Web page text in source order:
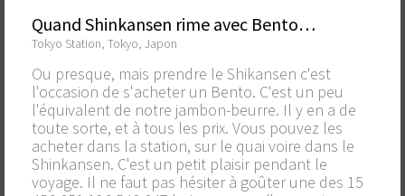
Quand Shinkansen rime avec Bento…
Tokyo Station, Tokyo, Japon
Ou presque, mais prendre le Shikansen c'est
l'occasion de s'acheter un Bento. C'est un peu
l'équivalent de notre jambon-beurre. Il y en a de
toute sorte, et à tous les prix. Vous pouvez les
acheter dans la station, sur le quai voire dans le
Shinkansen. C'est un petit plaisir pendant le
voyage. Il ne faut pas hésiter à goûter une des 15